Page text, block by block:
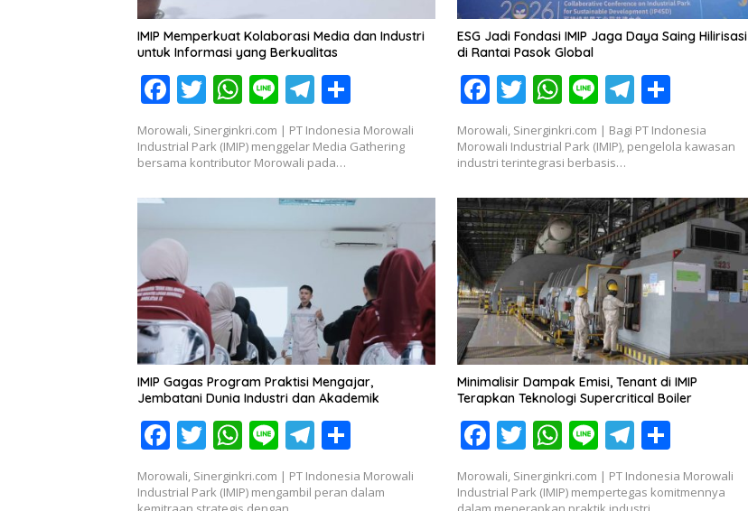
IMIP Memperkuat Kolaborasi Media dan Industri
untuk Informasi yang Berkualitas
F
ac
e
b
o
o
k
T
w
itt
er
W
h
at
s
A
p
Li
n
e
T
el
e
gr
a
m
h
ar
Morowali, Sinerginkri.com | PT Indonesia Morowali
Industrial Park (IMIP) menggelar Media Gathering
bersama kontributor Morowali pada…
ESG Jadi Fondasi IMIP Jaga Daya Saing Hilirisasi
di Rantai Pasok Global
F
ac
e
b
o
o
k
T
w
itt
er
W
h
at
s
A
p
p
Li
n
e
T
el
e
a
m
S
h
ar
Morowali, Sinerginkri.com | Bagi PT Indonesia
Morowali Industrial Park (IMIP), pengelola kawasan
industri terintegrasi berbasis…
IMIP Gagas Program Praktisi Mengajar,
Jembatani Dunia Industri dan Akademik
F
ac
e
T
w
itt
W
h
at
Li
n
e
T
el
e
h
ar
Morowali, Sinerginkri.com | PT Indonesia Morowali
Industrial Park (IMIP) mengambil peran dalam
Minimalisir Dampak Emisi, Tenant di IMIP
Terapkan Teknologi Supercritical Boiler
F
ac
e
T
w
itt
W
h
at
Li
n
e
T
el
e
S
h
ar
Morowali, Sinerginkri.com | PT Indonesia Morowali
Industrial Park (IMIP) mempertegas komitmennya